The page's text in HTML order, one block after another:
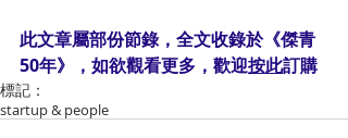
此文章屬部份節錄，全文收錄於《傑青
50年》，如欲觀看更多，歡迎按此訂購
標記：
startup & people